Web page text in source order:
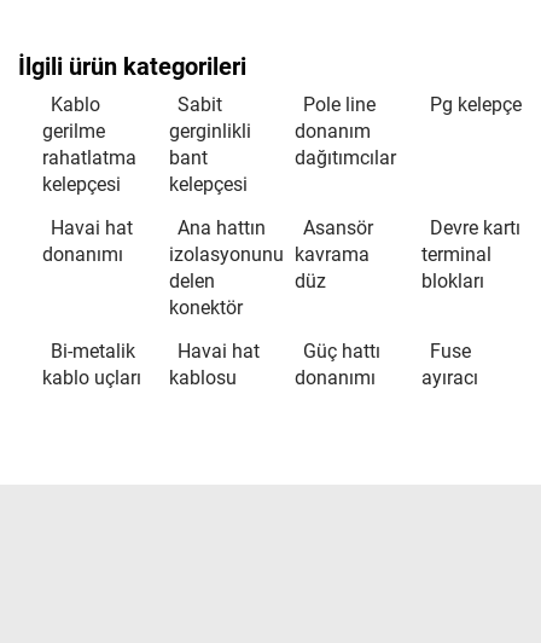
İlgili ürün kategorileri
Kablo
gerilme
rahatlatma
kelepçesi
Sabit
gerginlikli
bant
kelepçesi
Pole line
donanım
dağıtımcılar
Pg kelepçe
Havai hat
donanımı
Ana hattın
izolasyonunu
delen
konektör
Asansör
kavrama
düz
Devre kartı
terminal
blokları
Bi-metalik
kablo uçları
Havai hat
kablosu
Güç hattı
donanımı
Fuse
ayıracı